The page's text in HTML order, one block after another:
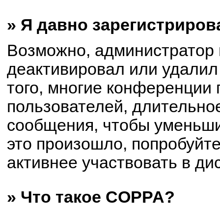
» Я давно
Возможно, администратор
деактивировал или
того, многие конференции
пользователей,
сообщения, чтобы
это произошло,
активнее участвовать в
» Что такое COPPA?